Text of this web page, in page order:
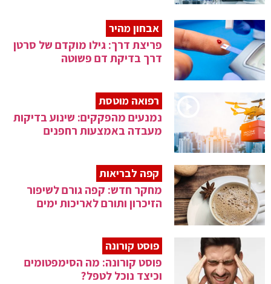
אבחון מהיר
פריצת דרך: גילו מוקדם של סרטן
דרך בדיקת דם פשוטה
רפואה מוטסת
נמנעים מהפקקים: שינוע בדיקות
מעבדה באמצעות רחפנים
קפה לבריאות
מחקר חדש: קפה גורם לשיפור
הזיכרון ותורם לאריכות ימים
פוסט קורונה
פוסט קורונה: מה הסימפטומים
וכיצד נוכל לטפל?